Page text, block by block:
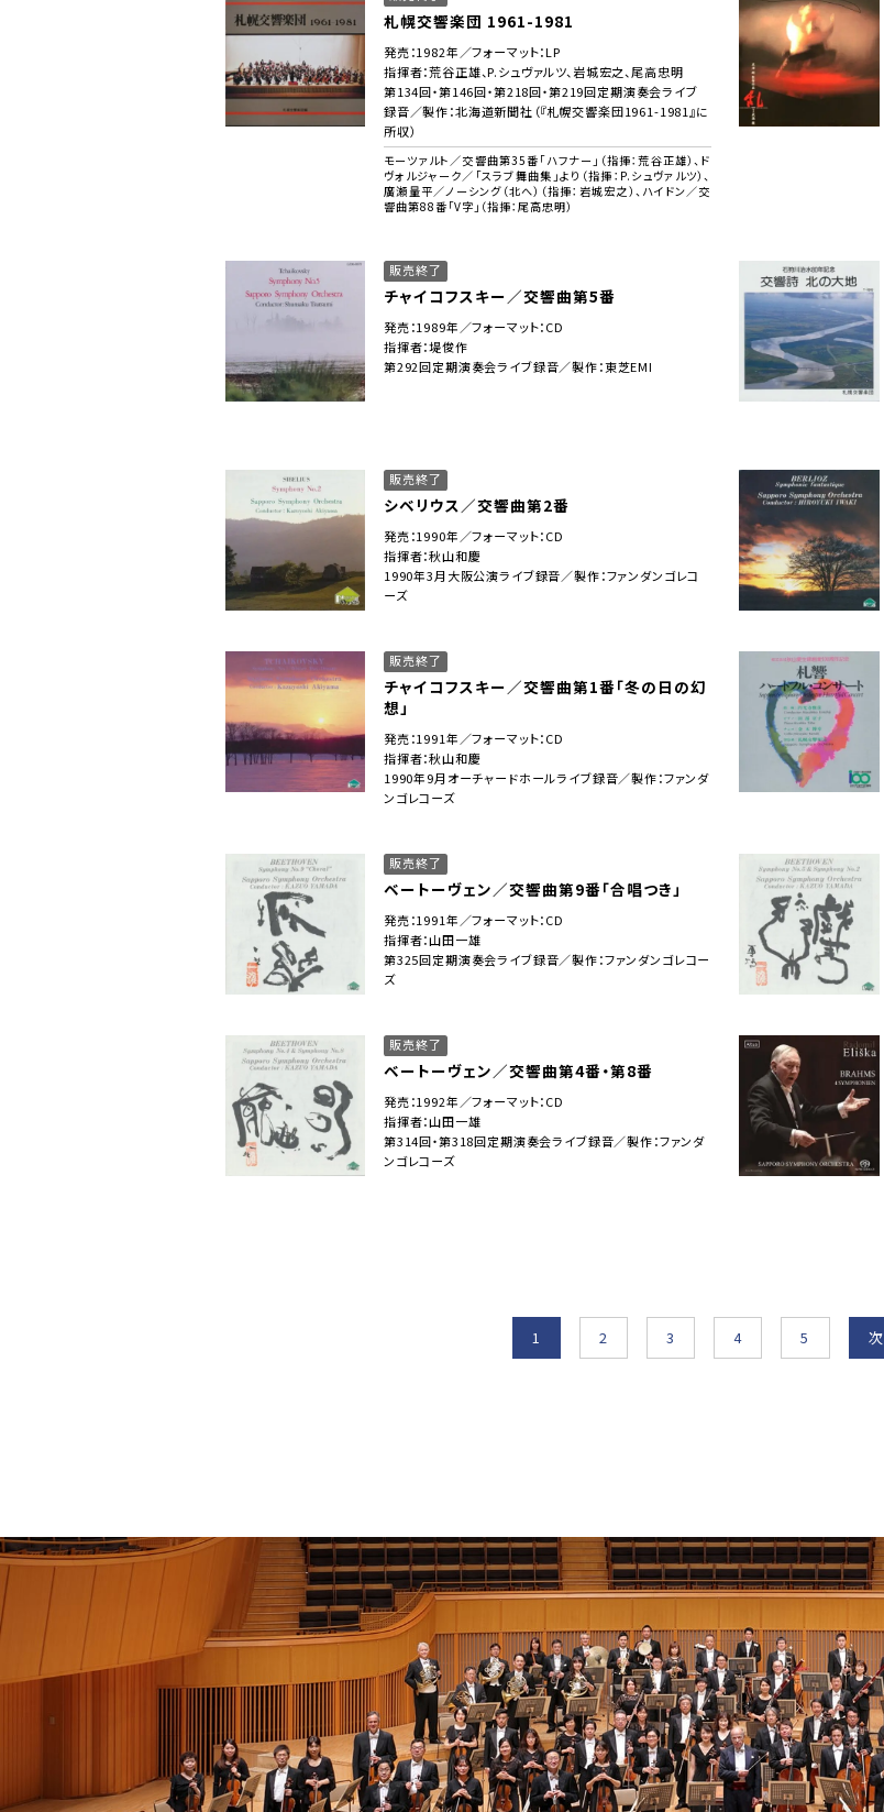
札幌交響楽団 1961-1981
発売：1982年／フォーマット：LP
指揮者：荒谷正雄、P.シュヴァルツ、岩城宏之、尾高忠明
第134回・第146回・第218回・第219回定期演奏会ライブ
録音／製作：北海道新聞社（『札幌交響楽団1961-1981』に
所収）
モーツァルト／交響曲第35番「ハフナー」（指揮：荒谷正雄）、ド
ヴォルジャーク／「スラブ舞曲集」より（指揮：P.シュヴァルツ）、
廣瀬量平／ノーシング（北へ）（指揮：岩城宏之）、ハイドン／交
響曲第88番「V字」（指揮：尾高忠明）
販売終了
チャイコフスキー／交響曲第5番
発売：1989年／フォーマット：CD
指揮者：堤俊作
第292回定期演奏会ライブ録音／製作：東芝EMI
販売終了
シベリウス／交響曲第2番
発売：1990年／フォーマット：CD
指揮者：秋山和慶
1990年3月大阪公演ライブ録音／製作：ファンダンゴレコ
ーズ
販売終了
チャイコフスキー／交響曲第1番「冬の日の幻
想」
発売：1991年／フォーマット：CD
指揮者：秋山和慶
1990年9月オーチャードホールライブ録音／製作：ファンダ
ンゴレコーズ
販売終了
ベートーヴェン／交響曲第9番「合唱つき」
発売：1991年／フォーマット：CD
指揮者：山田一雄
第325回定期演奏会ライブ録音／製作：ファンダンゴレコー
ズ
販売終了
ベートーヴェン／交響曲第4番・第8番
発売：1992年／フォーマット：CD
指揮者：山田一雄
第314回・第318回定期演奏会ライブ録音／製作：ファンダ
ンゴレコーズ
1 2 3 4 5 次